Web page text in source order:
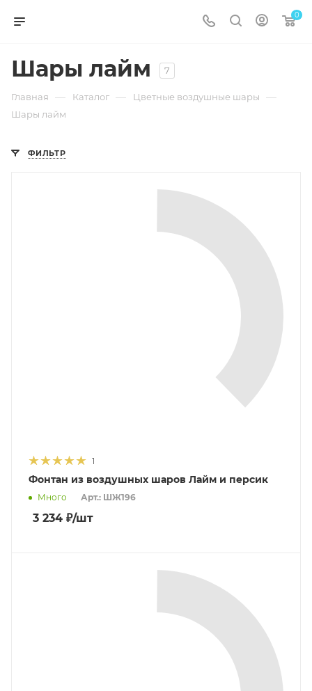
0
Шары лайм 7
Главная — Каталог — Цветные воздушные шары —
Шары лайм
ФИЛЬТР
1
Фонтан из воздушных шаров Лайм и персик
Много Арт.: ШЖ196
3 234 ₽/шт